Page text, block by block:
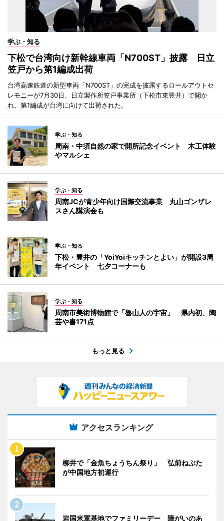
学ぶ・知る
下松で台湾向け新幹線車両「N700ST」披露 日立
笠戸から第1編成出荷
台湾高速鉄道の新型車両「N700ST」の完成を披露するロールアウトセ
レモニーが7月30日、日立製作所笠戸事業所（下松市東豊井）で開か
れ、第1編成が台湾に向けて出荷された。
学ぶ・知る
周南・中須自然の家で開所記念イベント 木工体験
やマルシェ
学ぶ・知る
周南JCが青少年向け国際交流事業 丸山ゴンザレ
スさん講演会も
学ぶ・知る
下松・豊井の「YoiYoiキッチンとよい」が開設3周
年イベント 七夕コーナーも
学ぶ・知る
周南市美術博物館で「魯山人の宇宙」 県内初、陶
芸や書171点
もっと見る
アクセスランキング
柳井で「金魚ちょうちん祭り」 弘前ねぷた
が中国地方初運行
岩国米軍基地でファミリーデー 障がいのあ